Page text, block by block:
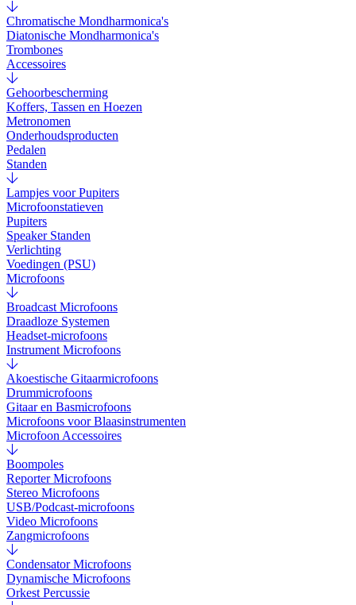
Chromatische Mondharmonica's
Diatonische Mondharmonica's
Trombones
Accessoires
Gehoorbescherming
Koffers, Tassen en Hoezen
Metronomen
Onderhoudsproducten
Pedalen
Standen
Lampjes voor Pupiters
Microfoonstatieven
Pupiters
Speaker Standen
Verlichting
Voedingen (PSU)
Microfoons
Broadcast Microfoons
Draadloze Systemen
Headset-microfoons
Instrument Microfoons
Akoestische Gitaarmicrofoons
Drummicrofoons
Gitaar en Basmicrofoons
Microfoons voor Blaasinstrumenten
Microfoon Accessoires
Boompoles
Reporter Microfoons
Stereo Microfoons
USB/Podcast-microfoons
Video Microfoons
Zangmicrofoons
Condensator Microfoons
Dynamische Microfoons
Orkest Percussie